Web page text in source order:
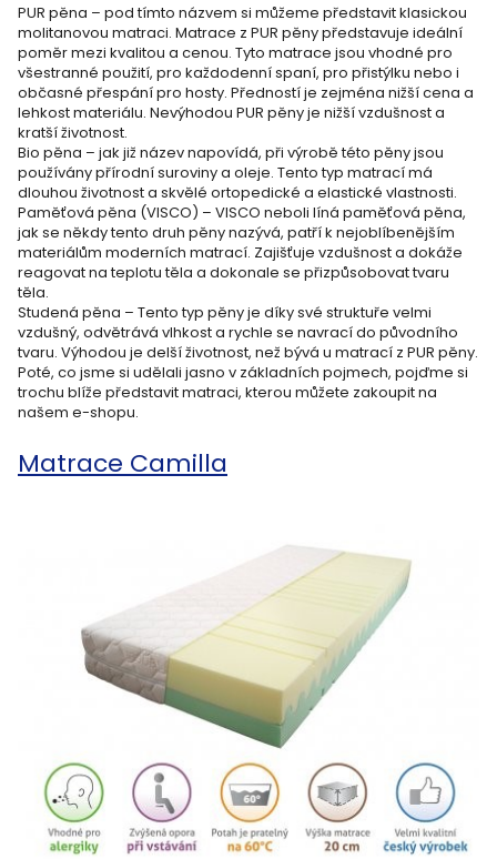
PUR pěna – pod tímto názvem si můžeme představit klasickou
molitanovou matraci. Matrace z PUR pěny představuje ideální
poměr mezi kvalitou a cenou. Tyto matrace jsou vhodné pro
všestranné použití, pro každodenní spaní, pro přistýlku nebo i
občasné přespání pro hosty. Předností je zejména nižší cena a
lehkost materiálu. Nevýhodou PUR pěny je nižší vzdušnost a
kratší životnost.
Bio pěna – jak již název napovídá, při výrobě této pěny jsou
používány přírodní suroviny a oleje. Tento typ matrací má
dlouhou životnost a skvělé ortopedické a elastické vlastnosti.
Paměťová pěna (VISCO) – VISCO neboli líná paměťová pěna,
jak se někdy tento druh pěny nazývá, patří k nejoblíbenějším
materiálům moderních matrací. Zajišťuje vzdušnost a dokáže
reagovat na teplotu těla a dokonale se přizpůsobovat tvaru
těla.
Studená pěna – Tento typ pěny je díky své struktuře velmi
vzdušný, odvětrává vlhkost a rychle se navrací do původního
tvaru. Výhodou je delší životnost, než bývá u matrací z PUR pěny.
Poté, co jsme si udělali jasno v základních pojmech, pojďme si
trochu blíže představit matraci, kterou můžete zakoupit na
našem e-shopu.
Matrace Camilla